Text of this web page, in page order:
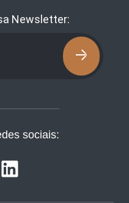
Newsletter:
sociais: